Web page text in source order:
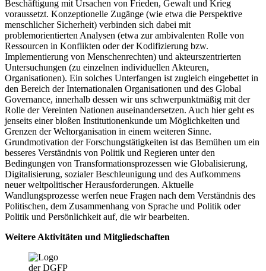
Beschäftigung mit Ursachen von Frieden, Gewalt und Krieg
voraussetzt. Konzeptionelle Zugänge (wie etwa die Perspektive
menschlicher Sicherheit) verbinden sich dabei mit
problemorientierten Analysen (etwa zur ambivalenten Rolle von
Ressourcen in Konflikten oder der Kodifizierung bzw.
Implementierung von Menschenrechten) und akteurszentrierten
Untersuchungen (zu einzelnen individuellen Akteuren,
Organisationen). Ein solches Unterfangen ist zugleich eingebettet in
den Bereich der Internationalen Organisationen und des Global
Governance, innerhalb dessen wir uns schwerpunktmäßig mit der
Rolle der Vereinten Nationen auseinandersetzen. Auch hier geht es
jenseits einer bloßen Institutionenkunde um Möglichkeiten und
Grenzen der Weltorganisation in einem weiteren Sinne.
Grundmotivation der Forschungstätigkeiten ist das Bemühen um ein
besseres Verständnis von Politik und Regieren unter den
Bedingungen von Transformationsprozessen wie Globalisierung,
Digitalisierung, sozialer Beschleunigung und des Aufkommens
neuer weltpolitischer Herausforderungen. Aktuelle
Wandlungsprozesse werfen neue Fragen nach dem Verständnis des
Politischen, dem Zusammenhang von Sprache und Politik oder
Politik und Persönlichkeit auf, die wir bearbeiten.
Weitere Aktivitäten und Mitgliedschaften